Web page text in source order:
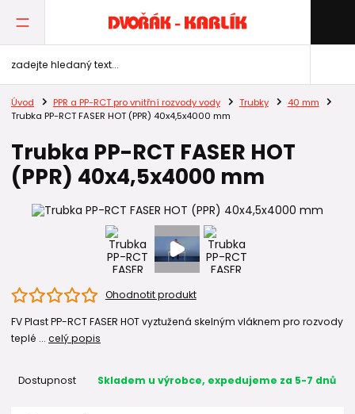
Úvod PPR a PP-RCT pro vnitřní rozvody vody Trubky
40 mm
Trubka PP-RCT FASER HOT (PPR) 40x4,5x4000 mm
Trubka PP-RCT FASER HOT
(PPR) 40x4,5x4000 mm
Ohodnotit produkt
FV Plast PP-RCT FASER HOT vyztužená skelným vláknem pro rozvody
teplé ... celý popis
Dostupnost Skladem u výrobce, expedujeme za 5-7 dnů